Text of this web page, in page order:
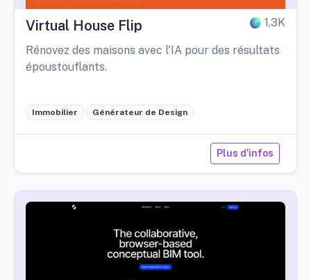
Virtual House Flip 1,3K
Rénovez des maisons avec l'IA pour des résultats
époustouflants.
Immobilier Générateur de Design
Plus d'infos